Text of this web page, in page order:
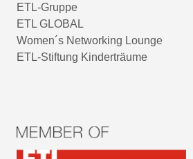
ETL-Gruppe
ETL GLOBAL
Women´s Networking Lounge
ETL-Stiftung Kinderträume